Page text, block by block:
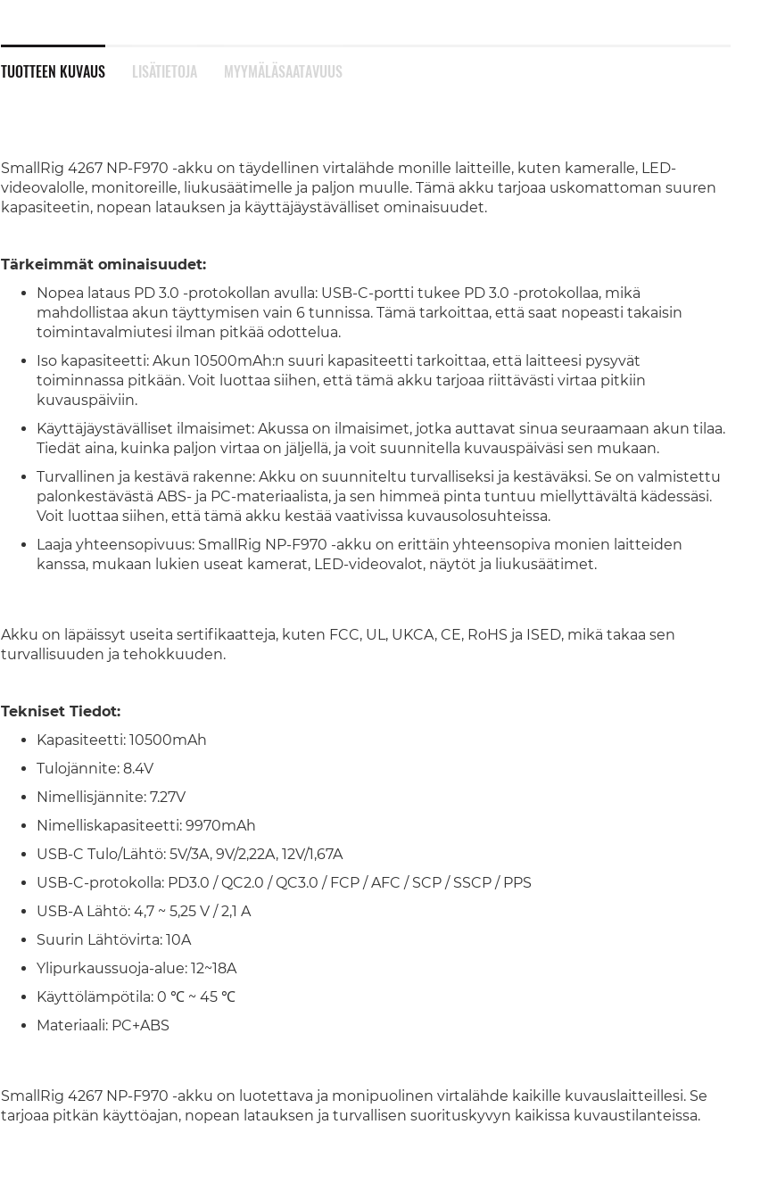
TUOTTEEN KUVAUS
SmallRig 4267 NP-F970 -akku on täydellinen virtalähde monille laitteille, kuten kameralle, LED-
videovalolle, monitoreille, liukusäätimelle ja paljon muulle. Tämä akku tarjoaa uskomattoman suuren
kapasiteetin, nopean latauksen ja käyttäjäystävälliset ominaisuudet.
Tärkeimmät ominaisuudet:
Nopea lataus PD 3.0 -protokollan avulla: USB-C-portti tukee PD 3.0 -protokollaa, mikä
mahdollistaa akun täyttymisen vain 6 tunnissa. Tämä tarkoittaa, että saat nopeasti takaisin
toimintavalmiutesi ilman pitkää odottelua.
Iso kapasiteetti: Akun 10500mAh:n suuri kapasiteetti tarkoittaa, että laitteesi pysyvät
toiminnassa pitkään. Voit luottaa siihen, että tämä akku tarjoaa riittävästi virtaa pitkiin
kuvauspäiviin.
Käyttäjäystävälliset ilmaisimet: Akussa on ilmaisimet, jotka auttavat sinua seuraamaan akun tilaa.
Tiedät aina, kuinka paljon virtaa on jäljellä, ja voit suunnitella kuvauspäiväsi sen mukaan.
Turvallinen ja kestävä rakenne: Akku on suunniteltu turvalliseksi ja kestäväksi. Se on valmistettu
palonkestävästä ABS- ja PC-materiaalista, ja sen himmeä pinta tuntuu miellyttävältä kädessäsi.
Voit luottaa siihen, että tämä akku kestää vaativissa kuvausolosuhteissa.
Laaja yhteensopivuus: SmallRig NP-F970 -akku on erittäin yhteensopiva monien laitteiden
kanssa, mukaan lukien useat kamerat, LED-videovalot, näytöt ja liukusäätimet.
Akku on läpäissyt useita sertifikaatteja, kuten FCC, UL, UKCA, CE, RoHS ja ISED, mikä takaa sen
turvallisuuden ja tehokkuuden.
Tekniset Tiedot:
Kapasiteetti: 10500mAh
Tulojännite: 8.4V
Nimellisjännite: 7.27V
Nimelliskapasiteetti: 9970mAh
USB-C Tulo/Lähtö: 5V/3A, 9V/2,22A, 12V/1,67A
USB-C-protokolla: PD3.0 / QC2.0 / QC3.0 / FCP / AFC / SCP / SSCP / PPS
USB-A Lähtö: 4,7 ~ 5,25 V / 2,1 A
Suurin Lähtövirta: 10A
Ylipurkaussuoja-alue: 12~18A
Käyttölämpötila: 0 ℃ ~ 45 ℃
Materiaali: PC+ABS
SmallRig 4267 NP-F970 -akku on luotettava ja monipuolinen virtalähde kaikille kuvauslaitteillesi. Se
tarjoaa pitkän käyttöajan, nopean latauksen ja turvallisen suorituskyvyn kaikissa kuvaustilanteissa.
LISÄTIETOJA MYYMÄLÄSAATAVUUS